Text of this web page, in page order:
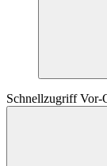
Schnellzugriff Vor-